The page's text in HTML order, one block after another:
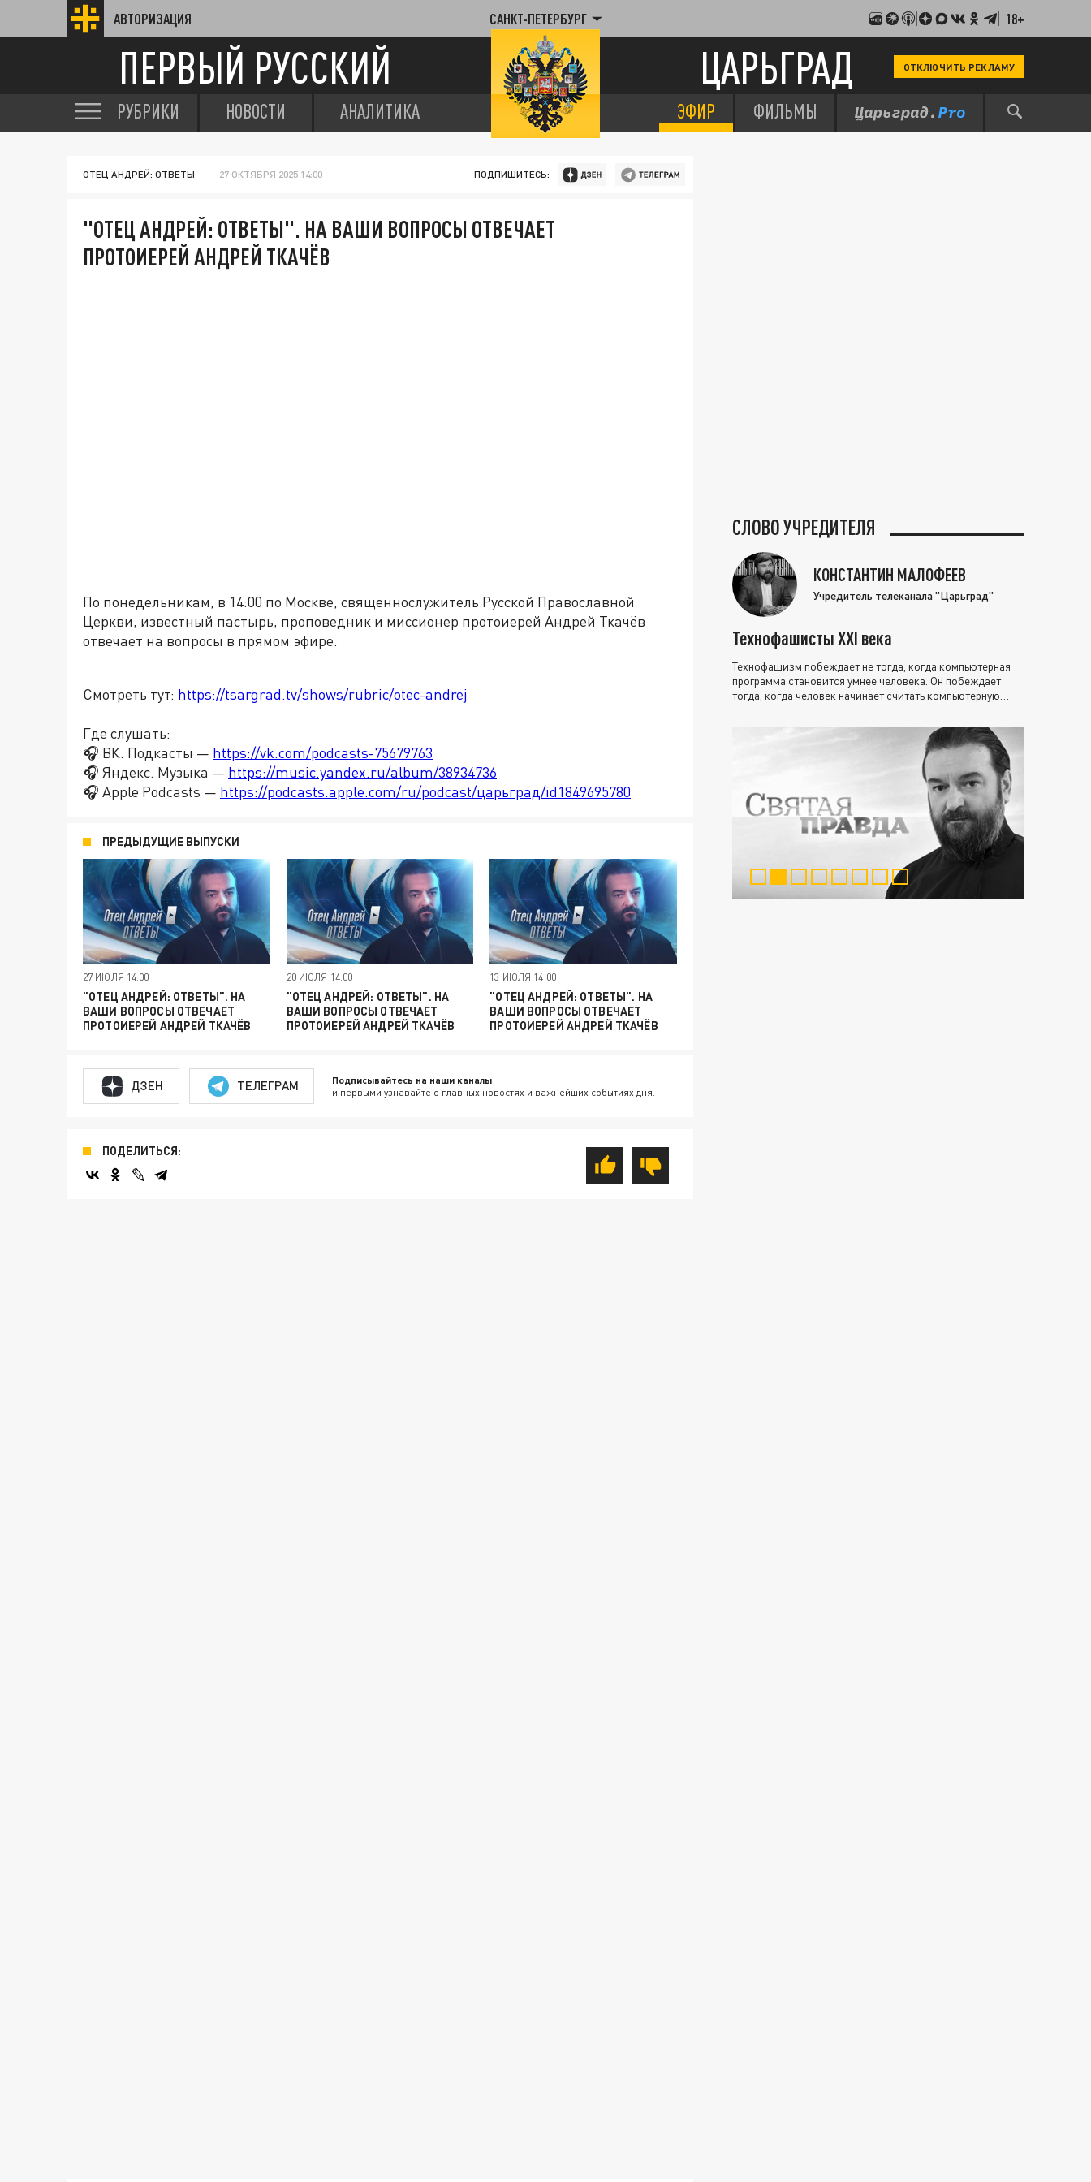
АВТОРИЗАЦИЯ САНКТ-ПЕТЕРБУРГ 18+
ПЕРВЫЙ РУССКИЙ ЦАРЬГРАД ОТКЛЮЧИТЬ РЕКЛАМУ
РУБРИКИ НОВОСТИ АНАЛИТИКА ЭФИР ФИЛЬМЫ
ОТЕЦ АНДРЕЙ: ОТВЕТЫ 27 ОКТЯБРЯ 2025 14:00 ПОДПИШИТЕСЬ:
"ОТЕЦ АНДРЕЙ: ОТВЕТЫ". НА ВАШИ ВОПРОСЫ ОТВЕЧАЕТ
ПРОТОИЕРЕЙ АНДРЕЙ ТКАЧЁВ
По понедельникам, в 14:00 по Москве, священнослужитель Русской Православной
Церкви, известный пастырь, проповедник и миссионер протоиерей Андрей Ткачёв
отвечает на вопросы в прямом эфире.
Смотреть тут: https://tsargrad.tv/shows/rubric/otec-andrej
Где слушать:
🎧 ВК. Подкасты — https://vk.com/podcasts-75679763
🎧 Яндекс. Музыка — https://music.yandex.ru/album/38934736
🎧 Apple Podcasts — https://podcasts.apple.com/ru/podcast/царьград/id1849695780
ПРЕДЫДУЩИЕ ВЫПУСКИ
27 ИЮЛЯ 14:00
"ОТЕЦ АНДРЕЙ: ОТВЕТЫ". НА
ВАШИ ВОПРОСЫ ОТВЕЧАЕТ
ПРОТОИЕРЕЙ АНДРЕЙ ТКАЧЁВ
20 ИЮЛЯ 14:00
"ОТЕЦ АНДРЕЙ: ОТВЕТЫ". НА
ВАШИ ВОПРОСЫ ОТВЕЧАЕТ
ПРОТОИЕРЕЙ АНДРЕЙ ТКАЧЁВ
13 ИЮЛЯ 14:00
"ОТЕЦ АНДРЕЙ: ОТВЕТЫ". НА
ВАШИ ВОПРОСЫ ОТВЕЧАЕТ
ПРОТОИЕРЕЙ АНДРЕЙ ТКАЧЁВ
ДЗЕН ТЕЛЕГРАМ Подписывайтесь на наши каналы
и первыми узнавайте о главных новостях и важнейших событиях дня.
ПОДЕЛИТЬСЯ:
СЛОВО УЧРЕДИТЕЛЯ
КОНСТАНТИН МАЛОФЕЕВ
Учредитель телеканала "Царьград"
Технофашисты XXI века
Технофашизм побеждает не тогда, когда компьютерная
программа становится умнее человека. Он побеждает
тогда, когда человек начинает считать компьютерную